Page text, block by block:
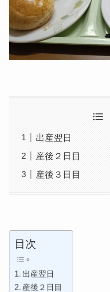
出産翌日
産後２日目
産後３日目
目次
出産翌日
産後２日目